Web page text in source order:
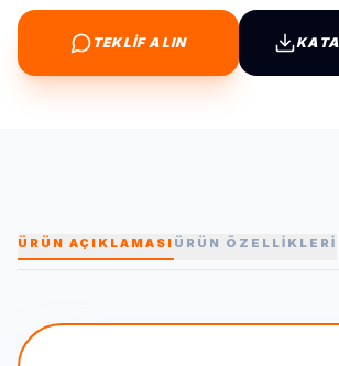
TEKLİF ALIN
ÜRÜN AÇIKLAMASI ÜRÜN ÖZELLİKLERİ